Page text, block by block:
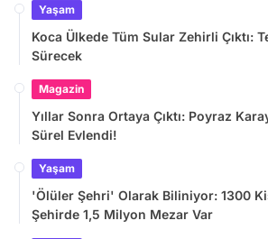
Yaşam
Koca Ülkede Tüm Sular Zehirli Çıktı:
Sürecek
Magazin
Yıllar Sonra Ortaya Çıktı: Poyraz
Sürel Evlendi!
Yaşam
'Ölüler Şehri' Olarak Biliniyor: 1300
Şehirde 1,5 Milyon Mezar Var